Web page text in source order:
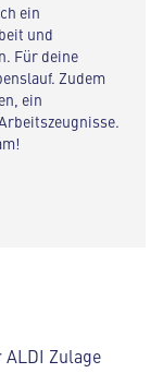
ein
und
Für deine
Zudem
ein
Zulage